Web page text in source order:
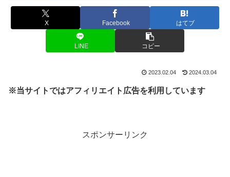
X Facebook はてブ
LINE コピー
2023.02.04 2024.03.04
※当サイトではアフィリエイト広告を利用しています
スポンサーリンク